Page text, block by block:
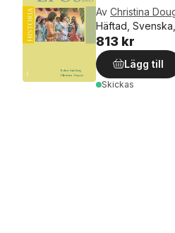
Av Christina
Häftad,
813 kr
Lägg till
Skickas